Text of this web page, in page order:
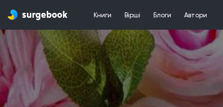
Книги Вірші Блоги Автори